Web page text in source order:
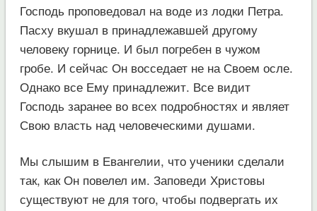
Господь проповедовал на воде из лодки Петра.
Пасху вкушал в принадлежавшей другому
человеку горнице. И был погребен в чужом
гробе. И сейчас Он восседает не на Своем осле.
Однако все Ему принадлежит. Все видит
Господь заранее во всех подробностях и являет
Свою власть над человеческими душами.
Мы слышим в Евангелии, что ученики сделали
так, как Он повелел им. Заповеди Христовы
существуют не для того, чтобы подвергать их